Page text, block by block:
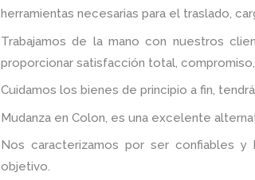
herramientas necesarias para el traslado,
Trabajamos de la mano con nuestros
proporcionar satisfacción total,
Cuidamos los bienes de principio a fin,
Mudanza en Colon, es una excelente
Nos caracterizamos por ser confiables
objetivo.